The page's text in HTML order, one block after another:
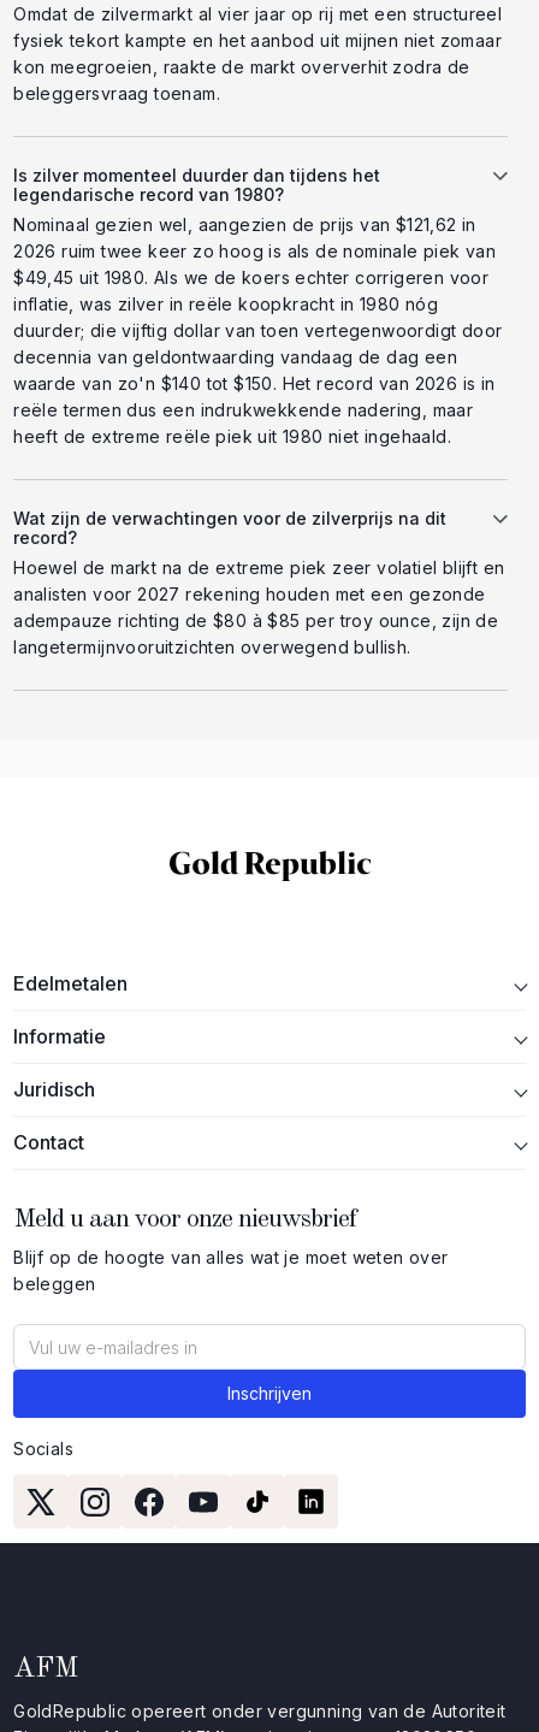
Omdat de zilvermarkt al vier jaar op rij met een structureel
fysiek tekort kampte en het aanbod uit mijnen niet zomaar
kon meegroeien, raakte de markt oververhit zodra de
beleggersvraag toenam.
Is zilver momenteel duurder dan tijdens het
legendarische record van 1980?
Nominaal gezien wel, aangezien de prijs van $121,62 in
2026 ruim twee keer zo hoog is als de nominale piek van
$49,45 uit 1980. Als we de koers echter corrigeren voor
inflatie, was zilver in reële koopkracht in 1980 nóg
duurder; die vijftig dollar van toen vertegenwoordigt door
decennia van geldontwaarding vandaag de dag een
waarde van zo'n $140 tot $150. Het record van 2026 is in
reële termen dus een indrukwekkende nadering, maar
heeft de extreme reële piek uit 1980 niet ingehaald.
Wat zijn de verwachtingen voor de zilverprijs na dit
record?
Hoewel de markt na de extreme piek zeer volatiel blijft en
analisten voor 2027 rekening houden met een gezonde
adempauze richting de $80 à $85 per troy ounce, zijn de
langetermijnvooruitzichten overwegend bullish.
Edelmetalen
Informatie
Juridisch
Contact
Meld u aan voor onze nieuwsbrief
Blijf op de hoogte van alles wat je moet weten over
beleggen
Socials
AFM
GoldRepublic opereert onder vergunning van de Autoriteit